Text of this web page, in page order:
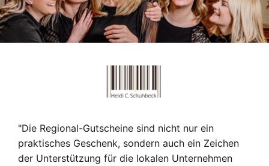
"Die Regional-Gutscheine sind nicht nur ein
praktisches Geschenk, sondern auch ein Zeichen
der Unterstützung für die lokalen Unternehmen